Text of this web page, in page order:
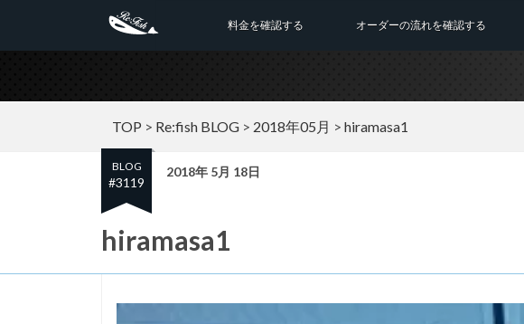
料金を確認する オーダーの流れを確認する
TOP > Re:fish BLOG > 2018年05月 > hiramasa1
BLOG
#3119
2018年 5月 18日
hiramasa1